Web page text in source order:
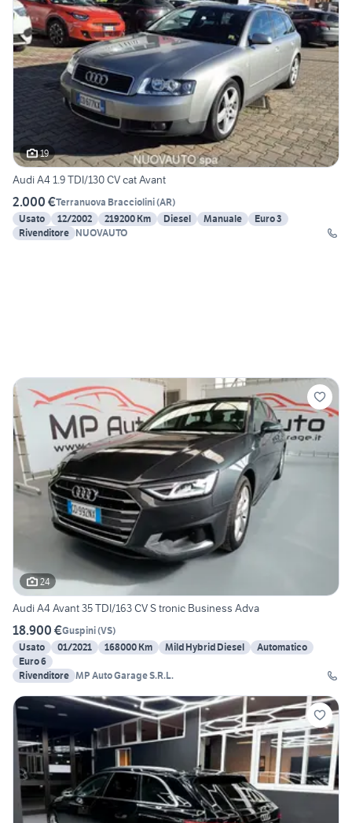
19
Audi A4 1.9 TDI/130 CV cat Avant
2.000 €Terranuova Bracciolini(AR)
Usato
12/2002 219200 Km Diesel Manuale
Euro 3
Rivenditore NUOVAUTO
24
Audi A4 Avant 35 TDI/163 CV S tronic Business Adva
18.900 €Guspini(VS)
Usato
01/2021 168000 Km Mild Hybrid Diesel
Automatico
Euro 6
Rivenditore MP Auto Garage S.R.L.